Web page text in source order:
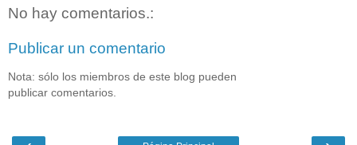
No hay comentarios.:
Publicar un comentario
Nota: sólo los miembros de este blog pueden
publicar comentarios.